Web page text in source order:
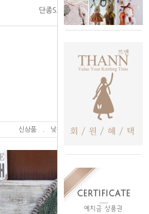
단종SALE50%
신상품 낮은가격 높은가격